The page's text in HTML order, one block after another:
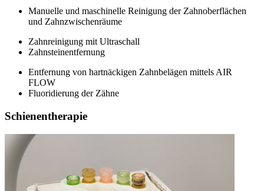
Manuelle und maschinelle Reinigung der Zahnoberflächen
und Zahnzwischenräume
Zahnreinigung mit Ultraschall
Zahnsteinentfernung
Entfernung von hartnäckigen Zahnbelägen mittels AIR
FLOW
Fluoridierung der Zähne
Schienentherapie